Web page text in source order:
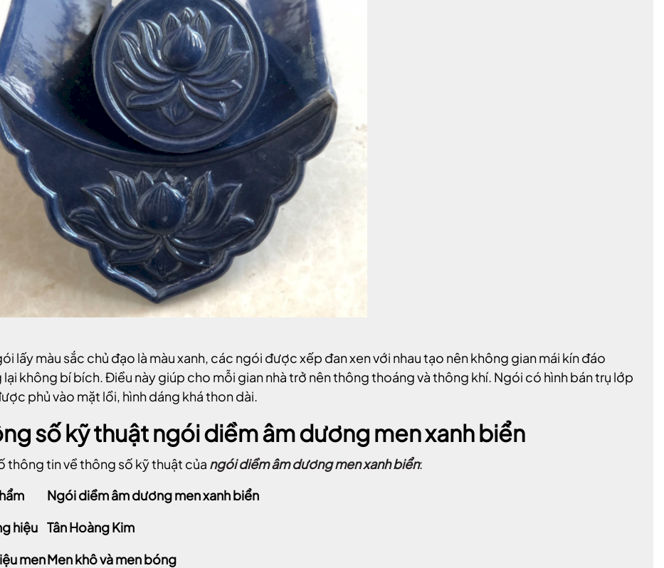
lấy màu sắc chủ đạo là màu xanh, các ngói được xếp đan xen với nhau tạo nên không gian mái kín đáo
lại không bí bích. Điều này giúp cho mỗi gian nhà trở nên thông thoáng và thông khí. Ngói có hình bán trụ lớp
phủ vào mặt lồi, hình dáng khá thon dài.
số kỹ thuật ngói diềm âm dương men xanh biển
thông tin về thông số kỹ thuật của ngói diềm âm dương men xanh biển:
Ngói diềm âm dương men xanh biển
hiệu Tân Hoàng Kim
menMen khô và men bóng